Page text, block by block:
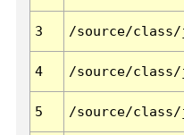
3 /source/class/
4 /source/class/
5 /source/class/